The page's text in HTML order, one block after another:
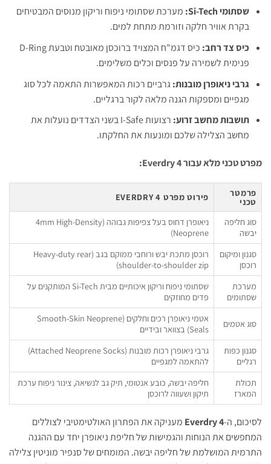
שסתומי Si-Tech:
מערכת שסתומי ניפוח וריקון מנוסים המבטיחים
בקרת אוויר חלקה וזורמת מתחת למים.
כיס צד רחב:
כיס דגמ"ח המצויד ברוכסן מאובטח וטבעת D-Ring
פנימית לשמירה על פנסים וכלים משלימים.
גרבי ניאופרן מובנות:גרביים רכות המאפשרות התאמה לכל סוג
מגפיים ומספקות הגנה מלאה לקור ברגליים.
תושבות מחשב זרוע:
רצועות I-Safe בשני הצדדים נועלות את
מחשב הצלילה שלכם ומונעות את החלקתו.
מפרט טכני מלא עבור Everdry 4:
פרמטר
טכני פירוט מפרט EVERDRY 4
סוג חליפה
יבשה
ניאופרן דחוס בעל צפיפות גבוהה (4mm High-Density
Neoprene)
סגנון ומיקום
רוכסן
רוכסן מתכת יבש ורוחבי ממוקם בגב (Heavy-duty rear
shoulder-to-shoulder zip)
מערכת
שסתומים
שסתומי ניפוח וריקון איכותיים מבית Si-Tech המותקנים על
פדים מחוזקים
סוג אטמים
אטמי ניאופרן רכים וחלקים (Smooth-Skin Neoprene
Seals) בצוואר ובידיים
סגנון כפות
רגליים
גרבי ניאופרן רכות מובנות (Attached Neoprene Socks)
להתאמה למגפיים
תכולת
המארז
חליפה יבשה, כובע אנטומי, תיק גב לנשיאה, צינור ניפוח ערכת
תיקון ושעווה לרוכסן
לסיכום, ה-Everdry 4 מעניקה את הפתרון האולטימטיבי לצוללים
המחפשים את הנוחות והגמישות של חליפת ניאופרן יחד עם ההגנה
התרמית המושלמת של חליפה יבשה. המומחים של סנפיר מוניטין צלילה